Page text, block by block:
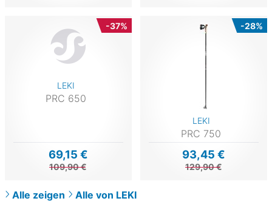
-37%
LEKI
PRC 650
69,15 €
109,90 €
-28%
LEKI
PRC 750
93,45 €
129,90 €
Alle zeigen Alle von LEKI